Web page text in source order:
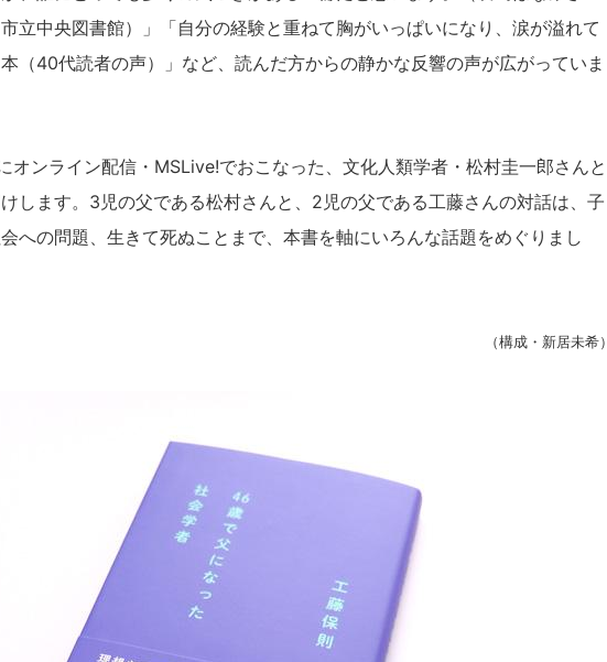
立中央図書館）」「自分の経験と重ねて胸がいっぱいになり、涙が溢れて
（40代読者の声）」など、読んだ方からの静かな反響の声が広がっていま
オンライン配信・MSLive!でおこなった、文化人類学者・松村圭一郎さんと
します。3児の父である松村さんと、2児の父である工藤さんの対話は、子
への問題、生きて死ぬことまで、本書を軸にいろんな話題をめぐりまし
（構成・新居未希）